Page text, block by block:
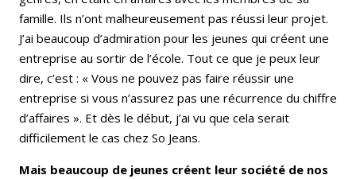
famille. Ils n’ont malheureusement pas réussi leur projet.
J’ai beaucoup d’admiration pour les jeunes qui créent une
entreprise au sortir de l’école. Tout ce que je peux leur
dire, c’est : « Vous ne pouvez pas faire réussir une
entreprise si vous n’assurez pas une récurrence du chiffre
d’affaires ». Et dès le début, j’ai vu que cela serait
difficilement le cas chez So Jeans.
Mais beaucoup de jeunes créent leur société de nos